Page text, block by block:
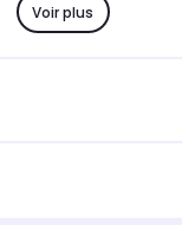
Voir plus